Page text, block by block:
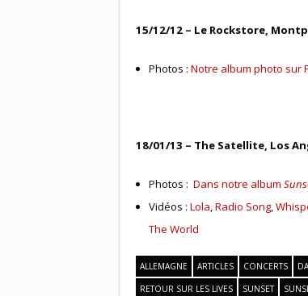
15/12/12 – Le Rockstore,
Photos :Notre album photo sur
18/01/13 – The Satellite, Los
Photos :Dans notre album
Vidéos :Lola ,Radio Song ,
The World
ALLEMAGNE ARTICLES CONCERTS
RETOUR SUR LES LIVES
SUNSET